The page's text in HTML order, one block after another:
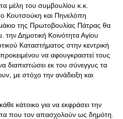
μέλη του συμβουλίου κ.κ.
Κουτσούκη και Πηνελόπη
της Πρωτοβουλίας Πάτρας θα
την Δημοτική Κοινότητα Αγίου
Καταστήματος στην κεντρική
να αφουγκραστεί τους
διαπιστώσει εκ του σύνεγγυς τα
με στόχο την ανάδειξη και
κάτοικο για να εκφράσει την
που τον απασχολούν ως δημότη.